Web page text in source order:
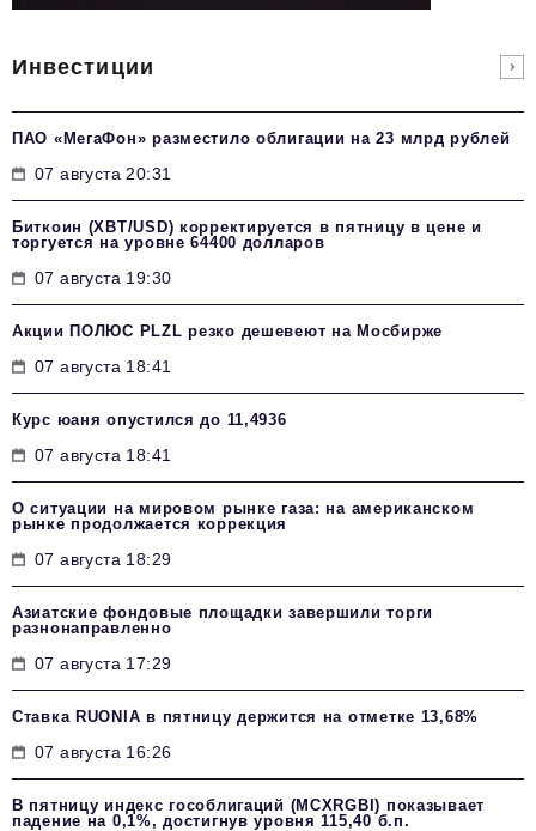
Инвестиции
ПАО «МегаФон» разместило облигации на 23 млрд рублей
07 августа 20:31
Биткоин (XBT/USD) корректируется в пятницу в цене и
торгуется на уровне 64400 долларов
07 августа 19:30
Акции ПОЛЮС PLZL резко дешевеют на Мосбирже
07 августа 18:41
Курс юаня опустился до 11,4936
07 августа 18:41
О ситуации на мировом рынке газа: на американском
рынке продолжается коррекция
07 августа 18:29
Азиатские фондовые площадки завершили торги
разнонаправленно
07 августа 17:29
Ставка RUONIA в пятницу держится на отметке 13,68%
07 августа 16:26
В пятницу индекс гособлигаций (MCXRGBI) показывает
падение на 0,1%, достигнув уровня 115,40 б.п.